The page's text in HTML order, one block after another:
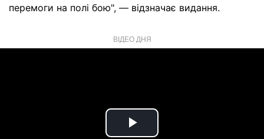
перемоги на полі бою", — відзначає видання.
ВІДЕО ДНЯ